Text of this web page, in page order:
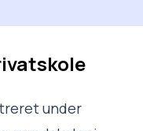
under